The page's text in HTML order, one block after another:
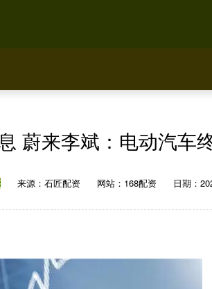
蔚来李斌：电动汽车
来源：石匠配资 网站：168配资 日期：